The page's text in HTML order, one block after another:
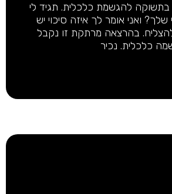
להגשמת כלכלית. תגיד לי
שלך? ואני אומר לך איזה סיכוי יש
בהרצאה מרתקת זו נקבל
כלכלית. נכיר